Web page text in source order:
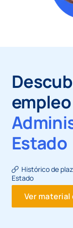
empleo
Estado
Histórico de
Estado
Ver